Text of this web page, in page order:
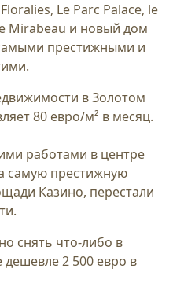
Le Parc Palace, le
Mirabeau и новый дом
престижными и
в Золотом
80 евро/м² в месяц.
работами в центре
самую престижную
Казино, перестали
снять что-либо в
дешевле 2 500 евро в